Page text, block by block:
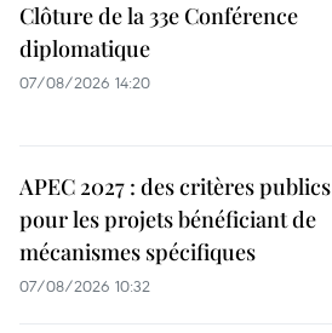
Clôture de la 33e Conférence
diplomatique
07/08/2026 14:20
APEC 2027 : des critères publics
pour les projets bénéficiant de
mécanismes spécifiques
07/08/2026 10:32